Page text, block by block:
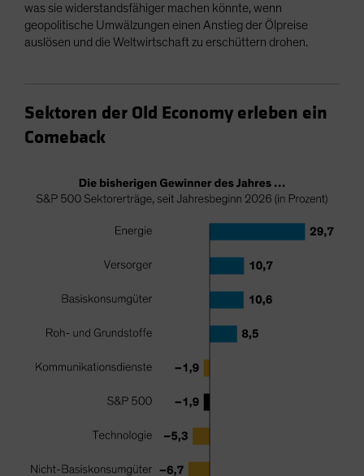
was sie widerstandsfähiger machen könnte, wenn
geopolitische Umwälzungen einen Anstieg der Ölpreise
auslösen und die Weltwirtschaft zu erschüttern drohen.
Sektoren der Old Economy erleben ein
Comeback